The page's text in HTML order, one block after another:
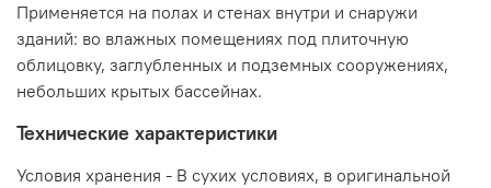
Применяется на полах и стенах внутри и снаружи
зданий: во влажных помещениях под плиточную
облицовку, заглубленных и подземных сооружениях,
небольших крытых бассейнах.
Технические характеристики
Условия хранения - В сухих условиях, в оригинальной